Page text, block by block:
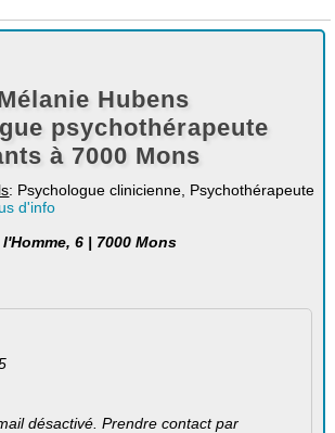
Hubens
psychothérapeute
à 7000 Mons
: Psychologue clinicienne, Psychothérapeute
d'info
6 | 7000 Mons
désactivé. Prendre contact par